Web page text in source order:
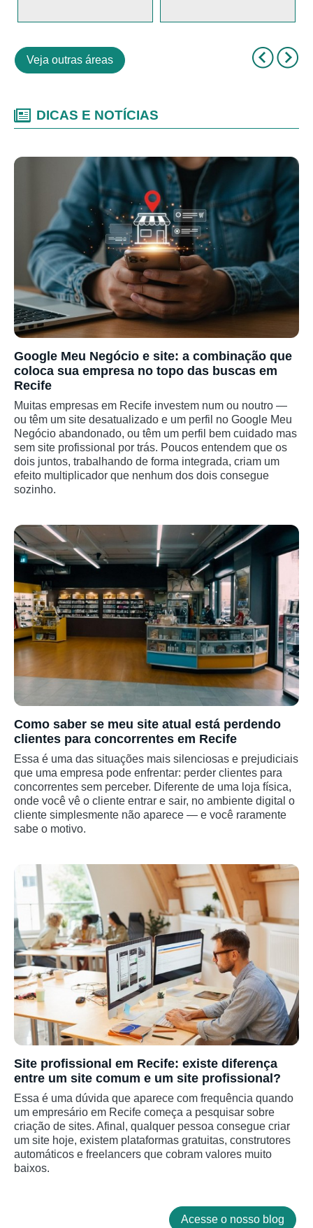
Veja outras áreas
DICAS E NOTÍCIAS
Google Meu Negócio e site: a combinação que
coloca sua empresa no topo das buscas em
Recife
Muitas empresas em Recife investem num ou noutro —
ou têm um site desatualizado e um perfil no Google Meu
Negócio abandonado, ou têm um perfil bem cuidado mas
sem site profissional por trás. Poucos entendem que os
dois juntos, trabalhando de forma integrada, criam um
efeito multiplicador que nenhum dos dois consegue
sozinho.
Como saber se meu site atual está perdendo
clientes para concorrentes em Recife
Essa é uma das situações mais silenciosas e prejudiciais
que uma empresa pode enfrentar: perder clientes para
concorrentes sem perceber. Diferente de uma loja física,
onde você vê o cliente entrar e sair, no ambiente digital o
cliente simplesmente não aparece — e você raramente
sabe o motivo.
Site profissional em Recife: existe diferença
entre um site comum e um site profissional?
Essa é uma dúvida que aparece com frequência quando
um empresário em Recife começa a pesquisar sobre
criação de sites. Afinal, qualquer pessoa consegue criar
um site hoje, existem plataformas gratuitas, construtores
automáticos e freelancers que cobram valores muito
baixos.
Acesse o nosso blog